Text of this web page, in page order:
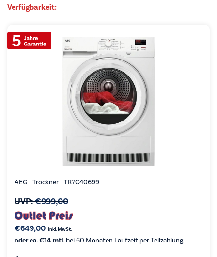
Verfügbarkeit:
AEG - Trockner - TR7C40699
UVP:€999,00
€649,00 inkl. MwSt.
oder ca. €14 mtl. bei 60 Monaten Laufzeit per Teilzahlung